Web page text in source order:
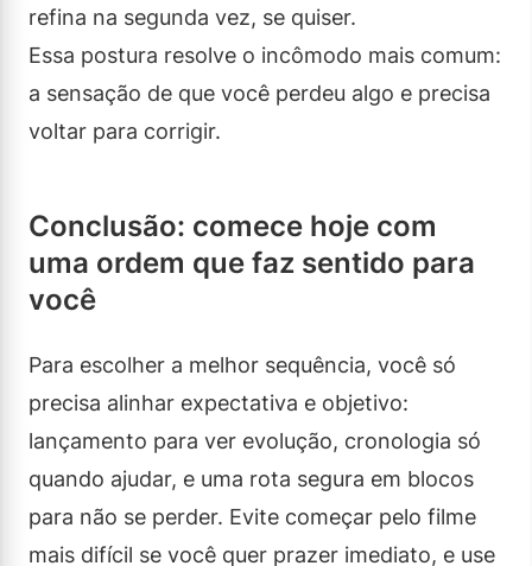
refina na segunda vez, se quiser.
Essa postura resolve o incômodo mais comum:
a sensação de que você perdeu algo e precisa
voltar para corrigir.
Conclusão: comece hoje com
uma ordem que faz sentido para
você
Para escolher a melhor sequência, você só
precisa alinhar expectativa e objetivo:
lançamento para ver evolução, cronologia só
quando ajudar, e uma rota segura em blocos
para não se perder. Evite começar pelo filme
mais difícil se você quer prazer imediato, e use